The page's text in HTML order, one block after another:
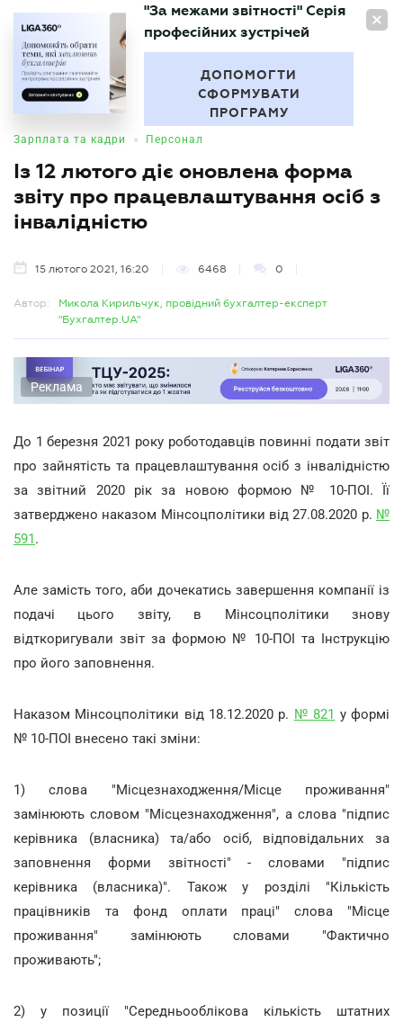
UA
БУХГАЛТЕР
"За межами звітності" Серія
професійних зустрічей
ДОПОМОГТИ
СФОРМУВАТИ
ПРОГРАМУ
Зарплата та кадри • Персонал
Із 12 лютого діє оновлена форма
звіту про працевлаштування осіб з
інвалідністю
15 лютого 2021, 16:20 6468 0
Автор:
Микола Кирильчук, провідний бухгалтер-експерт
"Бухгалтер.UA"
Реклама
До 1 березня 2021 року роботодавців повинні подати звіт
про зайнятість та працевлаштування осіб з інвалідністю
за звітний 2020 рік за новою формою № 10-ПОІ. Її
затверджено наказом Мінсоцполітики від 27.08.2020 р. №
591.
Але замість того, аби дочекатись завершення компанії із
подачі цього звіту, в Мінсоцполітики знову
відткоригували звіт за формою № 10-ПОІ та Інструкцію
про його заповнення.
Наказом Мінсоцполітики від 18.12.2020 р. № 821 у формі
№ 10-ПОІ внесено такі зміни:
1) слова "Місцезнаходження/Місце проживання"
замінюють словом "Місцезнаходження", а слова "підпис
керівника (власника) та/або осіб, відповідальних за
заповнення форми звітності" - словами "підпис
керівника (власника)". Також у розділі "Кількість
працівників та фонд оплати праці" слова "Місце
проживання" замінюють словами "Фактично
проживають";
2) у позиції "Середньооблікова кількість штатних